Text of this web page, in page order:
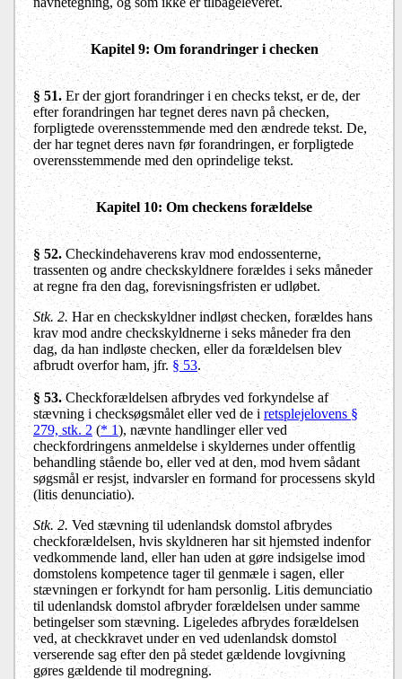
Kapitel 9: Om forandringer i checken
§ 51.Er der gjort forandringer i en checks tekst, er de, der
efter forandringen har tegnet deres navn på checken,
forpligtede overensstemmende med den ændrede tekst. De,
der har tegnet deres navn før forandringen, er forpligtede
overensstemmende med den oprindelige tekst.
Kapitel 10: Om checkens forældelse
§ 52. Checkindehaverens krav mod endossenterne,
trassenten og andre checkskyldnere forældes i seks måneder
at regne fra den dag, forevisningsfristen er udløbet.
Stk. 2.Har en checkskyldner indløst checken, forældes hans
krav mod andre checkskyldnerne i seks måneder fra den
dag, da han indløste checken, eller da forældelsen blev
afbrudt overfor ham, jfr. § 53.
§ 53.Checkforældelsen afbrydes ved forkyndelse af
stævning i checksøgsmålet eller ved de iretsplejelovens §
279, stk. 2(* 1), nævnte handlinger eller ved
checkfordringens anmeldelse i skyldernes under offentlig
behandling stående bo, eller ved at den, mod hvem sådant
søgsmål er resjst, indvarsler en formand for processens skyld
(litis denunciatio).
Stk. 2. Ved stævning til udenlandsk domstol afbrydes
checkforældelsen, hvis skyldneren har sit hjemsted indenfor
vedkommende land, eller han uden at gøre indsigelse imod
domstolens kompetence tager til genmæle i sagen, eller
stævningen er forkyndt for ham personlig. Litis demunciatio
til udenlandsk domstol afbryder forældelsen under samme
betingelser som stævning. Ligeledes afbrydes forældelsen
ved, at checkkravet under en ved udenlandsk domstol
verserende sag efter den på stedet gældende lovgivning
gøres gældende til modregning.